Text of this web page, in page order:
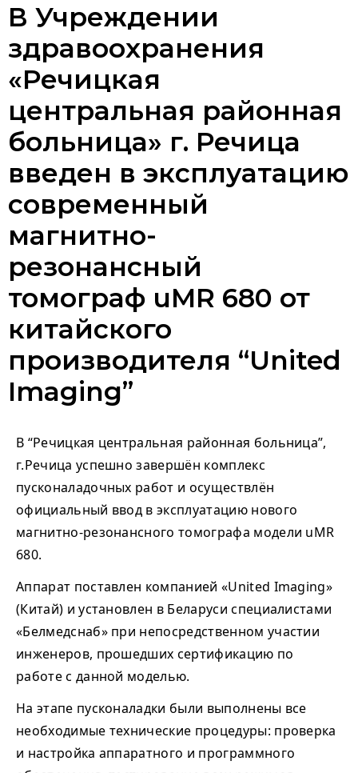
В Учреждении
здравоохранения
«Речицкая
центральная районная
больница» г. Речица
введен в эксплуатацию
современный
магнитно-
резонансный
томограф uMR 680 от
китайского
производителя “United
Imaging”
В “Речицкая центральная районная больница”,
г.Речица успешно завершён комплекс
пусконаладочных работ и осуществлён
официальный ввод в эксплуатациюнового
магнитно-резонансного томографа модели uMR
680.
Аппарат поставлен компанией «United Imaging»
(Китай) и установлен в Беларуси специалистами
«Белмедснаб» при непосредственном участии
инженеров, прошедших сертификацию по
работе с данной моделью.
На этапе пусконаладки были выполнены все
необходимые технические процедуры: проверка
и настройка аппаратного и программного